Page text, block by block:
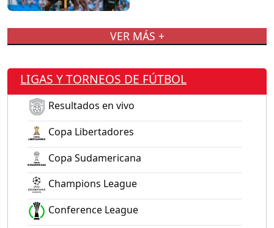
VER MÁS +
LIGAS Y TORNEOS DE FÚTBOL
Resultados en vivo
Copa Libertadores
Copa Sudamericana
Champions League
Conference League